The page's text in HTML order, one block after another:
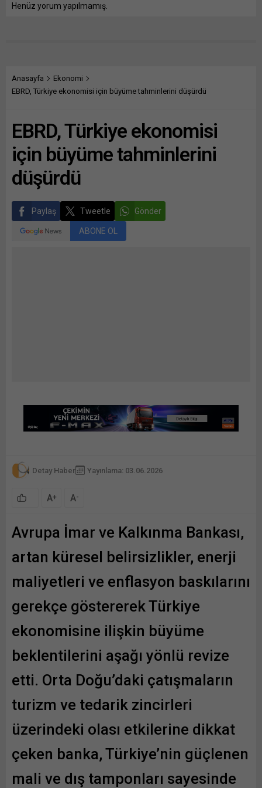
Henüz yorum yapılmamış.
Anasayfa
Ekonomi
EBRD, Türkiye ekonomisi için büyüme tahminlerini düşürdü
EBRD, Türkiye ekonomisi
için büyüme tahminlerini
düşürdü
Paylaş Tweetle Gönder
ABONE OL
Detay Haber Yayınlama: 03.06.2026
A+ A-
Avrupa İmar ve Kalkınma Bankası,
artan küresel belirsizlikler, enerji
maliyetleri ve enflasyon baskılarını
gerekçe göstererek Türkiye
ekonomisine ilişkin büyüme
beklentilerini aşağı yönlü revize
etti. Orta Doğu’daki çatışmaların
turizm ve tedarik zincirleri
üzerindeki olası etkilerine dikkat
çeken banka, Türkiye’nin güçlenen
mali ve dış tamponları sayesinde